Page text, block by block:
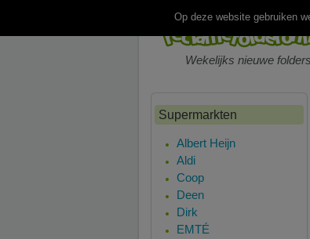
Wekelijks nieuwe
Supermarkten
Albert Heijn
Aldi
Coop
Deen
Dirk
EMTÉ
Op deze website gebruiken